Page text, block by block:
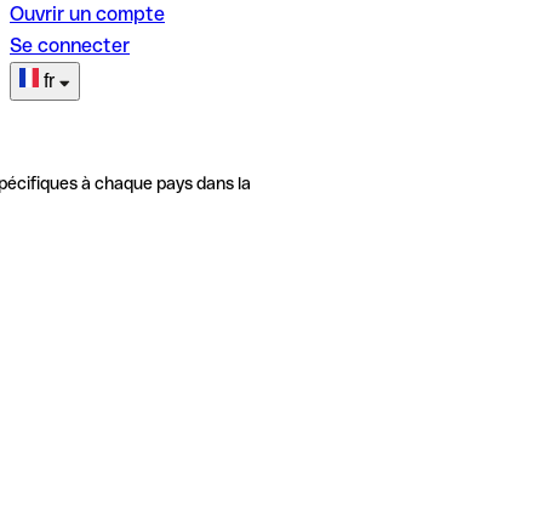
Ouvrir un compte
Se connecter
fr
à chaque pays dans la